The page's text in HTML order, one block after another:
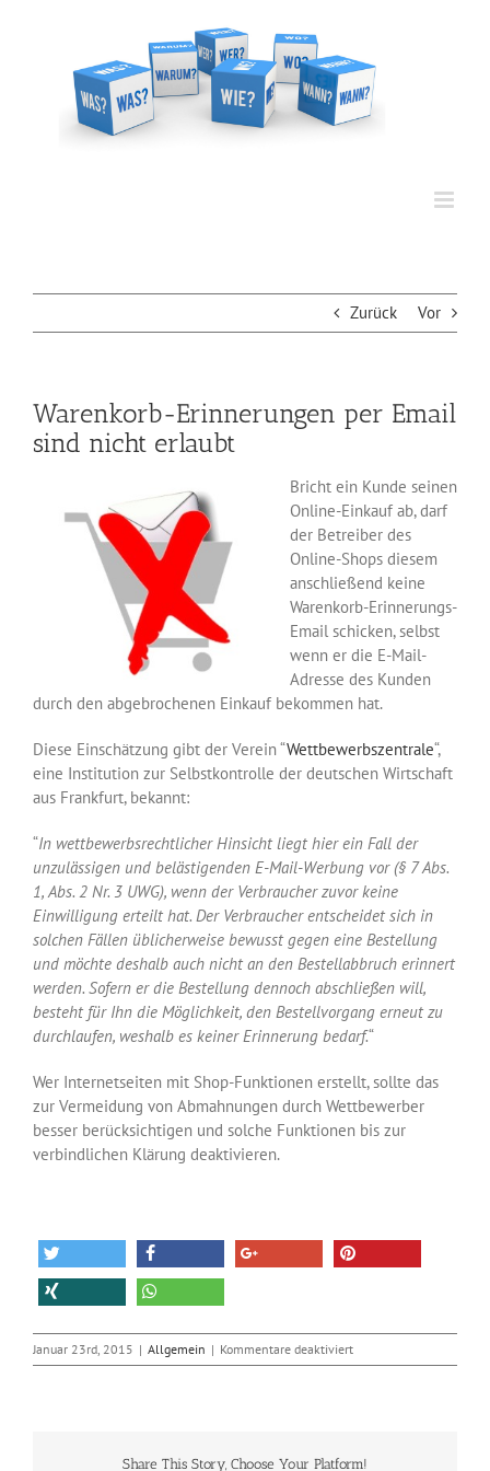
Zurück Vor
Warenkorb-Erinnerungen per Email
sind nicht erlaubt
Bricht ein Kunde seinen
Online-Einkauf ab, darf
der Betreiber des
Online-Shops diesem
anschließend keine
Warenkorb-Erinnerungs-
Email schicken, selbst
wenn er die E-Mail-
Adresse des Kunden
durch den abgebrochenen Einkauf bekommen hat.
Diese Einschätzung gibt der Verein “Wettbewerbszentrale“,
eine Institution zur Selbstkontrolle der deutschen Wirtschaft
aus Frankfurt, bekannt:
“In wettbewerbsrechtlicher Hinsicht liegt hier ein Fall der
unzulässigen und belästigenden E-Mail-Werbung vor (§ 7 Abs.
1, Abs. 2 Nr. 3 UWG), wenn der Verbraucher zuvor keine
Einwilligung erteilt hat. Der Verbraucher entscheidet sich in
solchen Fällen üblicherweise bewusst gegen eine Bestellung
und möchte deshalb auch nicht an den Bestellabbruch erinnert
werden. Sofern er die Bestellung dennoch abschließen will,
besteht für Ihn die Möglichkeit, den Bestellvorgang erneut zu
durchlaufen, weshalb es keiner Erinnerung bedarf.“
Wer Internetseiten mit Shop-Funktionen erstellt, sollte das
zur Vermeidung von Abmahnungen durch Wettbewerber
besser berücksichtigen und solche Funktionen bis zur
verbindlichen Klärung deaktivieren.
Januar 23rd, 2015 | Allgemein | Kommentare deaktiviertfür
Warenkorb-
nicht
Share This Story, Choose Your Platform!